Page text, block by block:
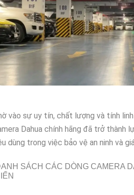
vào sự uy tín, chất lượng và tính
Dahua chính hãng đã trở thành
dùng trong việc bảo vệ an ninh và
SÁCH CÁC DÒNG CAMERA